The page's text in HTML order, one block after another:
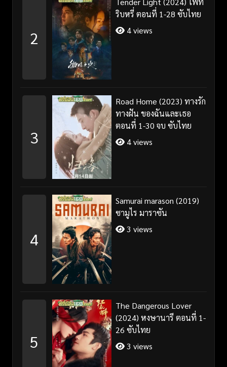
2
ริบหรี่ ตอนที่ 1-28 ซับไทย
4 views
3
Road Home (2023) ทางรัก
ทางฝัน ของฉันและเธอ
ตอนที่ 1-30 จบ ซับไทย
4 views
4
Samurai marason (2019)
ซามูไร มาราซัน
3 views
5
The Dangerous Lover
(2024) หงษานารี ตอนที่ 1-
26 ซับไทย
3 views